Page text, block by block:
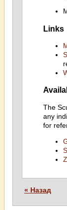
Links
The
any
for
« Назад